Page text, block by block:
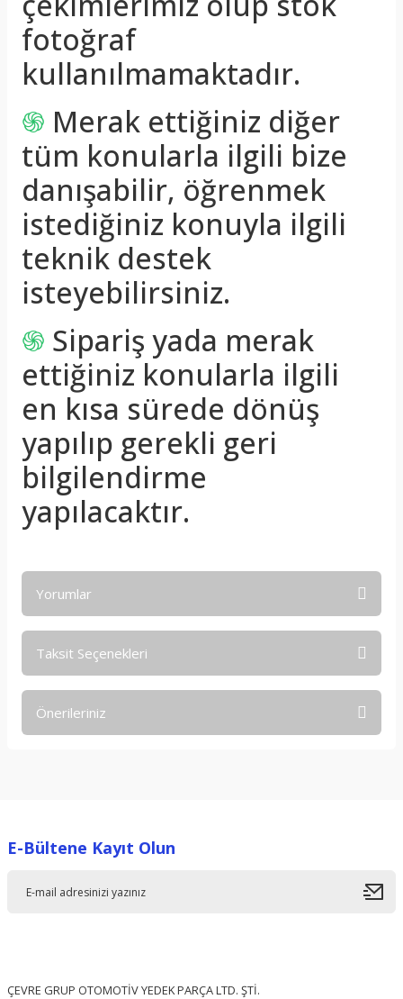
fotoğraf
kullanılmamaktadır.
֍ Merak ettiğiniz diğer
tüm konularla ilgili bize
danışabilir, öğrenmek
istediğiniz konuyla ilgili
teknik destek
isteyebilirsiniz.
֍ Sipariş yada merak
ettiğiniz konularla ilgili
en kısa sürede dönüş
yapılıp gerekli geri
bilgilendirme
yapılacaktır.
Yorumlar
Taksit Seçenekleri
Önerileriniz
Ürün resmi kalitesiz, bozuk veya görüntülenemiyor.
E-Bültene Kayıt Olun
ÇEVRE GRUP OTOMOTİV YEDEK PARÇA LTD. ŞTİ.